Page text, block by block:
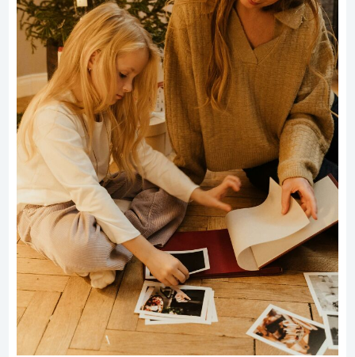
Mój syn powiedział, że „umierał w pożarze, zanim się
urodził”. Dziwne: urodził się 30 dni po tym, jak mój mąż,
strażak, zginął przy zawaleniu dachu. Syn o tym nie wie.
#8